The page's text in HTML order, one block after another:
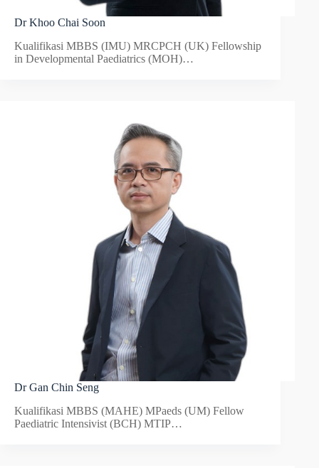
Dr Khoo Chai Soon
Kualifikasi MBBS (IMU) MRCPCH (UK) Fellowship
in Developmental Paediatrics (MOH)…
Dr Gan Chin Seng
Kualifikasi MBBS (MAHE) MPaeds (UM) Fellow
Paediatric Intensivist (BCH) MTIP…